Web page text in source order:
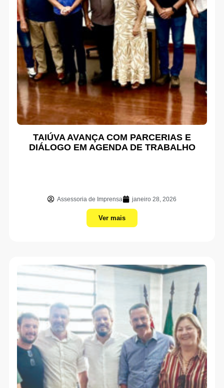
TAIÚVA AVANÇA COM PARCERIAS E
DIÁLOGO EM AGENDA DE TRABALHO
Assessoria de Imprensa janeiro 28, 2026
Ver mais